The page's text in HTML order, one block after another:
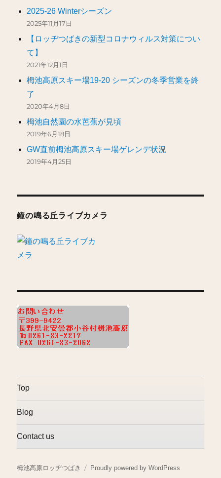
2025-26 Winterシーズン
2025年11月17日
【ロッヂつばきの新型コロナウィルス対策につい
て】
2021年12月1日
栂池高原スキー場19-20 シーズンの冬季営業を終
了
2020年4月8日
栂池自然園の水芭蕉が見頃
2019年6月18日
GW直前栂池高原スキー場ゲレンデ状況
2019年4月25日
鐘の鳴る丘ライブカメラ
Top
Blog
Contact us
栂池高原ロッヂつばき Proudly powered by WordPress